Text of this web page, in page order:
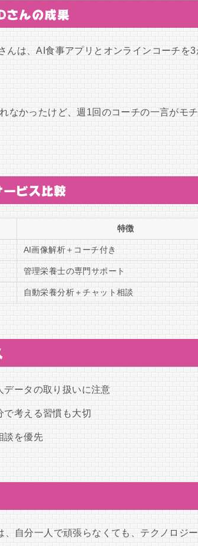
さんの成果
んは、AI食事アプリとオンラインコーチを
なかったけど、週1回のコーチの一言がモ
ビス比較
特徴
AI画像解析＋コーチ付き
管理栄養士の専門サポート
自動栄養分析＋チャット相談
データの取り扱いに注意
で考える習慣も大切
談を優先
、自分一人で頑張らなくても、テクノロジ